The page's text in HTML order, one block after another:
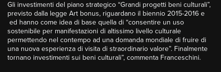
Gli investimenti del piano strategico “Grandi progetti beni culturali”,
previsto dalla legge Art bonus, riguardano il biennio 2015-2016 e
ed hanno come idea di base quella di “consentire un uso
sostenibile per manifestazioni di altissimo livello culturale
permettendo nel contempo ad una domanda mondiale di fruire di
una nuova esperienza di visita di straordinario valore”. Finalmente
tornano investimenti sui beni culturali”, commenta Franceschini.